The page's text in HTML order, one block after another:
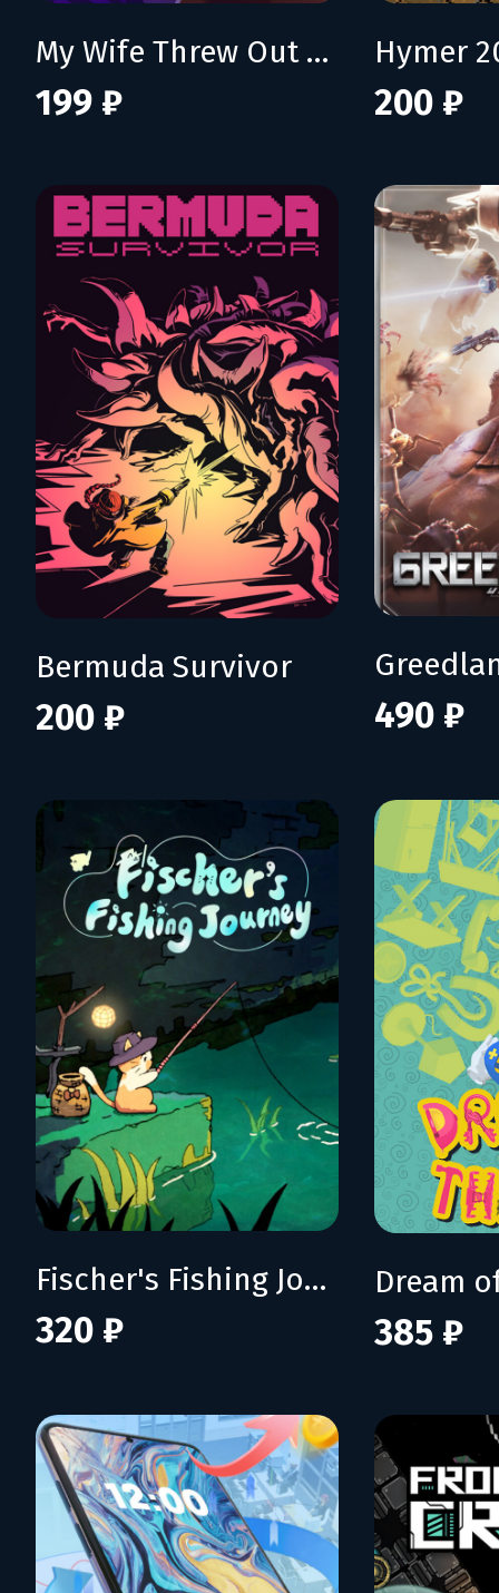
My Wife Threw Out My Card Collection (So I Bought a Dump to Find Them All) - Supporter Pack
199 ₽
Hymer
200 ₽
Bermuda Survivor
200 ₽ 490 ₽
Fischer's Fishing Journey
320 ₽
Dream
385 ₽